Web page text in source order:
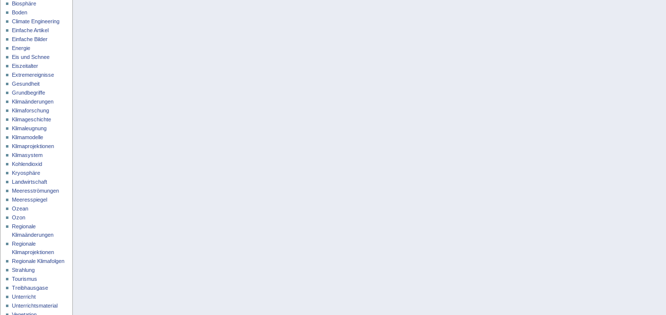
Biosphäre
Boden
Climate Engineering
Einfache Artikel
Einfache Bilder
Energie
Eis und Schnee
Eiszeitalter
Extremereignisse
Gesundheit
Grundbegriffe
Klimaänderungen
Klimaforschung
Klimageschichte
Klimaleugnung
Klimamodelle
Klimaprojektionen
Klimasystem
Kohlendioxid
Kryosphäre
Landwirtschaft
Meeresströmungen
Meeresspiegel
Ozean
Ozon
Regionale
Klimaänderungen
Regionale
Klimaprojektionen
Regionale Klimafolgen
Strahlung
Tourismus
Treibhausgase
Unterricht
Unterrichtsmaterial